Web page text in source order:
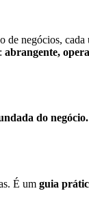
de negócios,
abrangente,
do negócio.
É um guia